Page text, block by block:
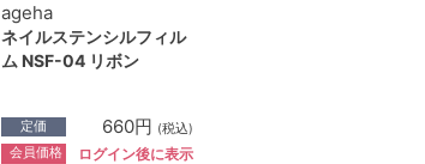
ageha
ネイルステンシルフィル
ム NSF-04 リボン
定価 660円 (税込)
会員価格 ログイン後に表示